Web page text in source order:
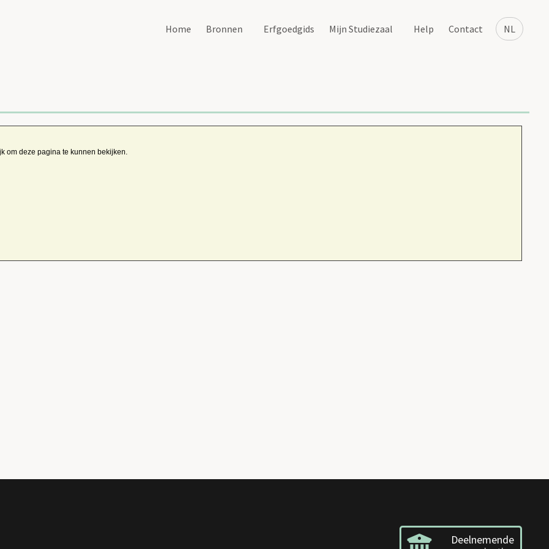
NL
Home Bronnen Erfgoedgids Mijn Studiezaal Help Contact
om deze pagina te kunnen bekijken.
Deelnemende